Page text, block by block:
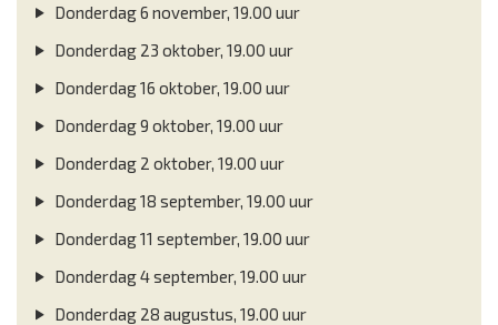
Donderdag 6 november, 19.00 uur
Donderdag 23 oktober, 19.00 uur
Donderdag 16 oktober, 19.00 uur
Donderdag 9 oktober, 19.00 uur
Donderdag 2 oktober, 19.00 uur
Donderdag 18 september, 19.00 uur
Donderdag 11 september, 19.00 uur
Donderdag 4 september, 19.00 uur
Donderdag 28 augustus, 19.00 uur